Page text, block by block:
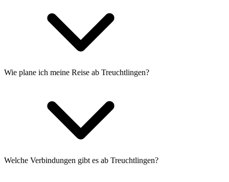
Wie plane ich meine Reise ab Treuchtlingen?
Welche Verbindungen gibt es ab Treuchtlingen?